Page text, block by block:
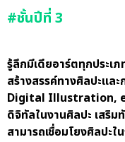
#ชั้นปีที่ 3
รู้ลึกมีเดียอาร์ตทุกประเ
สร้างสรรค์ทางศิลปะแล
Digital Illustration,
ดิจิทัลในงานศิลปะ เสริ
สามารถเชื่อมโยงศิลปะใ